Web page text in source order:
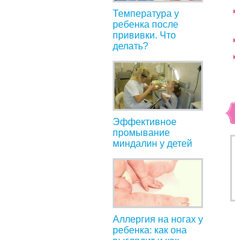
Температура у
ребенка после
прививки. Что
делать?
Эффективное
промывание
миндалин у детей
Аллергия на ногах у
ребенка: как она